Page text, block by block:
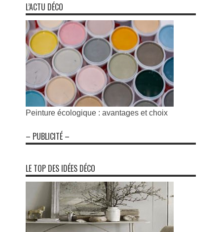
L’ACTU DÉCO
Peinture écologique : avantages et choix
– PUBLICITÉ –
LE TOP DES IDÉES DÉCO